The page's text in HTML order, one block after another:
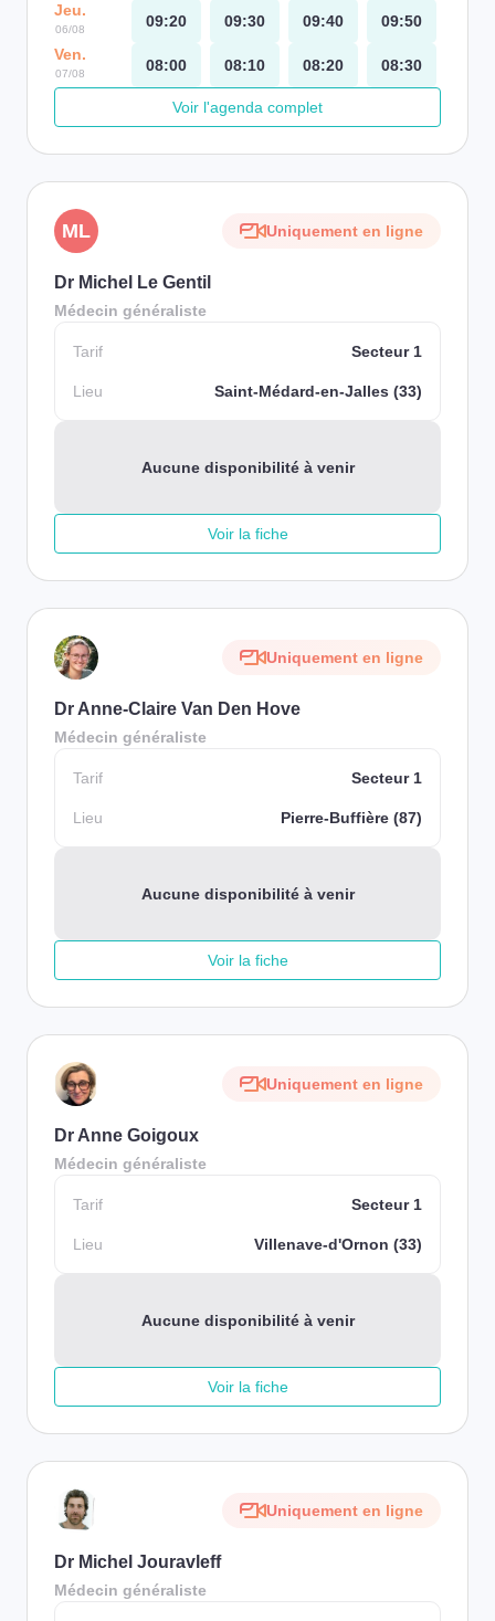
Jeu.
06/08 09:20 09:30 09:40
09:50
Ven.
07/08 08:00 08:10 08:20 08:30
Voir l'agenda complet
ML Uniquement en ligne
Dr Michel Le Gentil
Médecin généraliste
Tarif Secteur 1
Lieu Saint-Médard-en-Jalles (33)
Aucune disponibilité à venir
Voir la fiche
Uniquement en ligne
Dr Anne-Claire Van Den Hove
Médecin généraliste
Tarif Secteur 1
Lieu Pierre-Buffière (87)
Aucune disponibilité à venir
Voir la fiche
Uniquement en ligne
Dr Anne Goigoux
Médecin généraliste
Tarif Secteur 1
Lieu Villenave-d'Ornon (33)
Aucune disponibilité à venir
Voir la fiche
Uniquement en ligne
Dr Michel Jouravleff
Médecin généraliste